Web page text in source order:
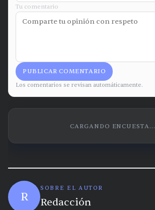
Tu comentario
PUBLICAR COMENTARIO
Los comentarios se revisan automáticamente.
CARGANDO ENCUESTA...
R
SOBRE EL AUTOR
Redacción